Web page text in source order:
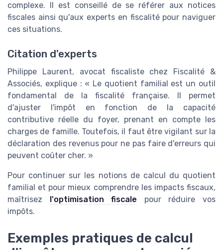
complexe. Il est conseillé de se référer aux notices
fiscales ainsi qu'aux experts en fiscalité pour naviguer
ces situations.
Citation d'experts
Philippe Laurent, avocat fiscaliste chez Fiscalité &
Associés, explique : « Le quotient familial est un outil
fondamental de la fiscalité française. Il permet
d'ajuster l'impôt en fonction de la capacité
contributive réelle du foyer, prenant en compte les
charges de famille. Toutefois, il faut être vigilant sur la
déclaration des revenus pour ne pas faire d'erreurs qui
peuvent coûter cher. »
Pour continuer sur les notions de calcul du quotient
familial et pour mieux comprendre les impacts fiscaux,
maîtrisez l'optimisation fiscale pour réduire vos
impôts.
Exemples pratiques de calcul